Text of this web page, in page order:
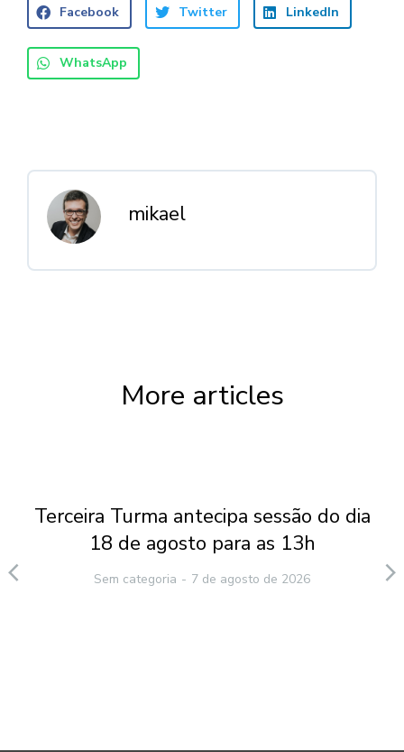
Facebook Twitter LinkedIn
WhatsApp
mikael
More articles
Terceira Turma antecipa sessão do dia
18 de agosto para as 13h
Sem categoria 7 de agosto de 2026